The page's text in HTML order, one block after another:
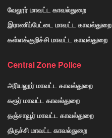
வேலூர் மாவட்ட காவல்துறை
இராணிப்பேட்டை மாவட்ட காவல்துறை
கள்ளக்குறிச்சி மாவட்ட காவல்துறை
Central Zone Police
அரியலூர் மாவட்ட காவல்துறை
கரூர் மாவட்ட காவல்துறை
தஞ்சாவூர் மாவட்ட காவல்துறை
திருச்சி மாவட்ட காவல்துறை